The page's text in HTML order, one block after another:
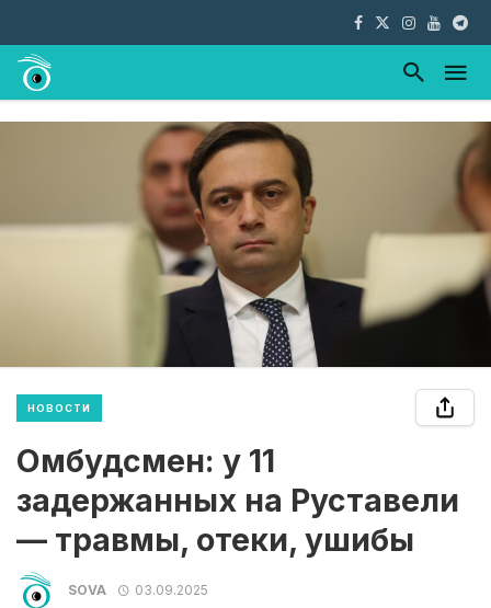
НОВОСТИ
Омбудсмен: у 11
задержанных на Руставели
— травмы, отеки, ушибы
SOVA 03.09.2025